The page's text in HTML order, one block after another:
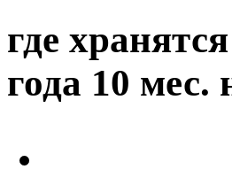
где
года 10 мес.